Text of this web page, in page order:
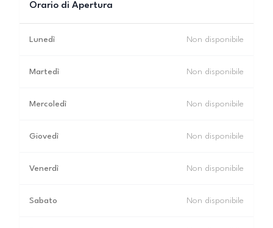
Orario di Apertura
Lunedì Non disponibile
Martedì Non disponibile
Mercoledì Non disponibile
Giovedì Non disponibile
Venerdì Non disponibile
Sabato Non disponibile